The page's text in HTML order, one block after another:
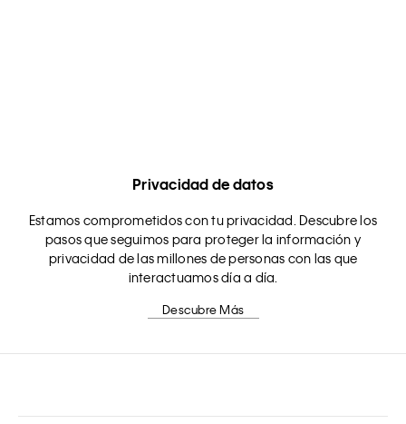
Privacidad de datos
Estamos comprometidos con tu privacidad. Descubre los
pasos que seguimos para proteger la información y
privacidad de las millones de personas con las que
interactuamos día a día.
Descubre Más